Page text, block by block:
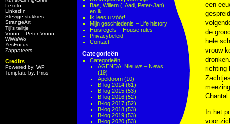
Lexolo
LinkedIn
Stevige stukkies
StrangeArt
Tijl’s teiltje
Vroon – Peter Vroon
WiWaWo
YesFocus
Zappateers
Credits
Powered by: WP
Template by: Priss
Bas, Willem (, Aad, Peter-Jan)
en ik
Ik lees u vóór!
Mijn geschiedenis – Life history
Huisregels – House rules
Privacybeleid
Contact
Categorieën
Categorieën
AGENDA! Nieuws – News
(19)
Apeldoorn (10)
B-log 2014 (61)
B-log 2015 (53)
B-log 2016 (52)
B-log 2017 (52)
B-log 2018 (53)
B-log 2019 (53)
B-log 2020 (53)
een
gespreid
de
hele
vrouw
richting
In het
voor